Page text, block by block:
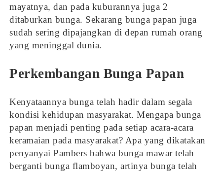
mayatnya, dan pada kuburannya juga 2
ditaburkan bunga. Sekarang bunga papan juga
sudah sering dipajangkan di depan rumah orang
yang meninggal dunia.
Perkembangan Bunga Papan
Kenyataannya bunga telah hadir dalam segala
kondisi kehidupan masyarakat. Mengapa bunga
papan menjadi penting pada setiap acara-acara
keramaian pada masyarakat? Apa yang dikatakan
penyanyai Pambers bahwa bunga mawar telah
berganti bunga flamboyan, artinya bunga telah